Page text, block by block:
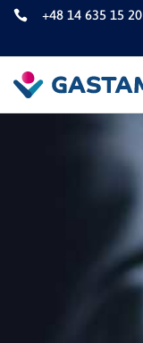
 +48 14 635 15 20